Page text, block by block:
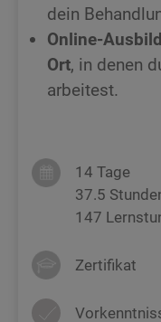
dein
Online-
Ort, in denen
arbeitest.
14 Tage
37.5
147
Zertifikat